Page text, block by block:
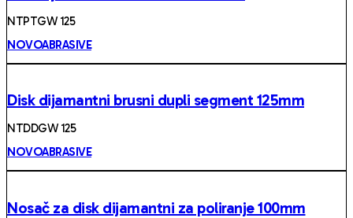
NTPTGW 125
NOVOABRASIVE
Disk dijamantni brusni dupli segment 125mm
NTDDGW 125
NOVOABRASIVE
Nosač za disk dijamantni za poliranje 100mm